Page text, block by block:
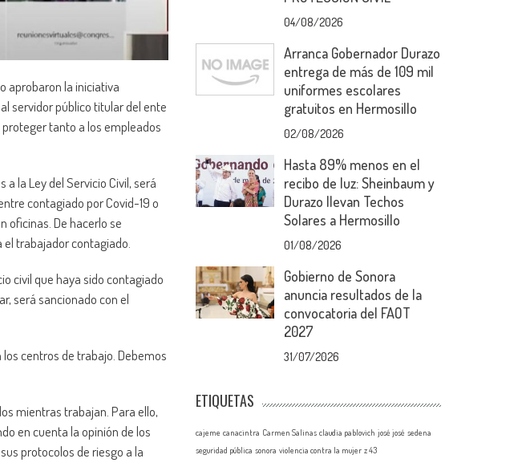
aprobaron la iniciativa
servidor público titular del ente
tanto a los empleados
la Ley del Servicio Civil, será
contagiado por Covid-19 o
oficinas. De hacerlo se
el trabajador contagiado.
civil que haya sido contagiado
será sancionado con el
centros de trabajo. Debemos
mientras trabajan. Para ello,
en cuenta la opinión de los
protocolos de riesgo a la
04/08/2026
Arranca Gobernador Durazo
entrega de más de 109 mil
uniformes escolares
gratuitos en Hermosillo
02/08/2026
Hasta 89% menos en el
recibo de luz: Sheinbaum y
Durazo llevan Techos
Solares a Hermosillo
01/08/2026
Gobierno de Sonora
anuncia resultados de la
convocatoria del FAOT
2027
31/07/2026
ETIQUETAS
cajeme canacintra Carmen Salinas claudia pablovich josé josé sedena
seguridad pública sonora violencia contra la mujer z 43